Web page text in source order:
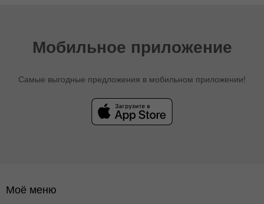
Мобильное приложение
Самые выгодные предложения в мобильном приложении!
Моё меню